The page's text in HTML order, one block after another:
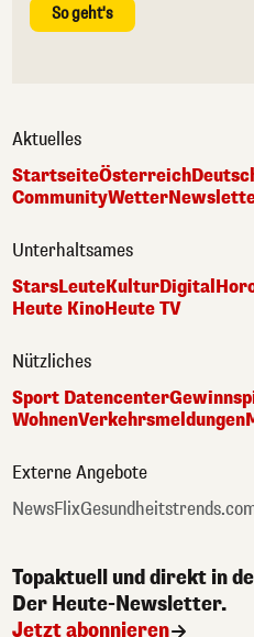
So geht's
Aktuelles
StartseiteÖsterreich
CommunityWetter
Unterhaltsames
StarsLeuteKulturDigital
Heute KinoHeute TV
Nützliches
Sport Datencenter
WohnenVerkehrsmeldungen
Externe Angebote
NewsFlix
Topaktuell und direkt in
Der Heute-Newsletter.
Jetzt abonnieren